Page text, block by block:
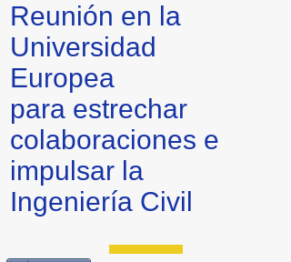
Reunión en la
Universidad
Europea
para estrechar
colaboraciones e
impulsar la
Ingeniería Civil